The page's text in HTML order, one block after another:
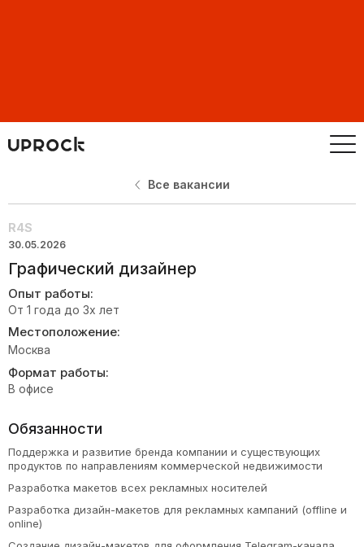
Все вакансии
R4S
30.05.2026
Графический дизайнер
Опыт работы:
От 1 года до 3х лет
Местоположение:
Москва
Формат работы:
В офисе
Обязанности
Поддержка и развитие бренда компании и существующих
продуктов по направлениям коммерческой недвижимости
Разработка макетов всех рекламных носителей
Разработка дизайн-макетов для рекламных кампаний (offline и
online)